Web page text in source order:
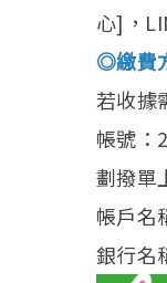
心]，
◎繳費
若收據
帳號：
劃撥單
帳戶名
銀行名